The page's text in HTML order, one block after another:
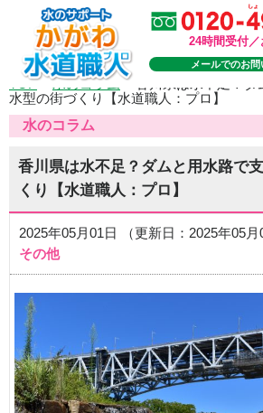
24時間受付
メールでのお
TOP>水のコラム >
水型の街づくり【水道職人：プロ】
水のコラム
香川県は水不足？ダムと用水路で
くり【水道職人：プロ】
2025年05月01日 （更新日：2025年05月
その他